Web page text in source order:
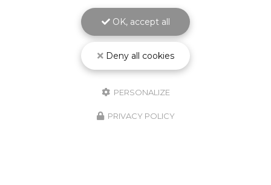
OK, accept all
Deny all cookies
PERSONALIZE
PRIVACY POLICY